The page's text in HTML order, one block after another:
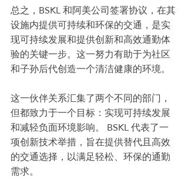
总之，BSKL 和阿美公司签署协议，在其
设施内提供可持续和环保的交通，是实
现可持续发展和提供创新和高效通勤体
验的关键一步。这一努力有助于为社区
和子孙后代创造一个清洁健康的环境。
这一伙伴关系汇集了两个不同的部门，
但都致力于一个目标：实现可持续发展
和减轻负面环境影响。 BSKL 代表了一
项创新技术举措，旨在提供替代且高效
的交通选择，以满足轻松、环保的通勤
需求。